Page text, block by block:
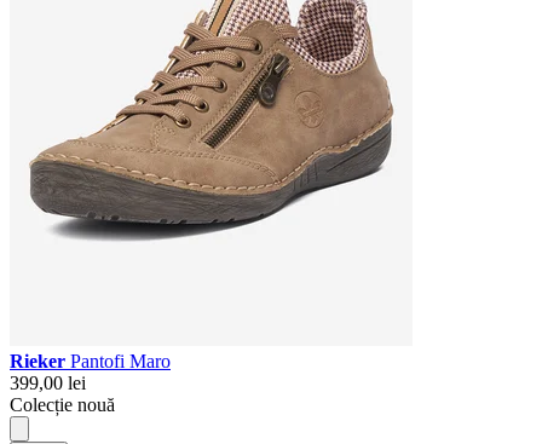
Rieker Pantofi Maro
399,00 lei
Colecție nouă